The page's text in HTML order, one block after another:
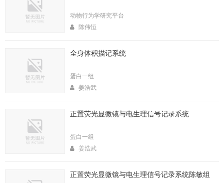
动物行为学研究平台
陈伟恒
全身体积描记系统
蛋白一组
姜浩武
正置荧光显微镜与电生理信号记录系统
蛋白一组
姜浩武
正置荧光显微镜与电生理信号记录系统陈敏组